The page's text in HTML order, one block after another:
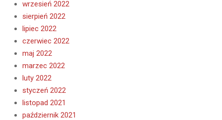
wrzesień 2022
sierpień 2022
lipiec 2022
czerwiec 2022
maj 2022
marzec 2022
luty 2022
styczeń 2022
listopad 2021
październik 2021